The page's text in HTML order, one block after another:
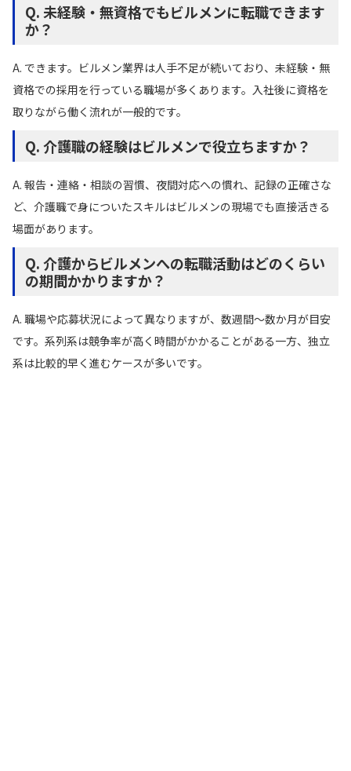
Q. 未経験・無資格でもビルメンに転職できます
か？
A. できます。ビルメン業界は人手不足が続いており、未経験・無
資格での採用を行っている職場が多くあります。入社後に資格を
取りながら働く流れが一般的です。
Q. 介護職の経験はビルメンで役立ちますか？
A. 報告・連絡・相談の習慣、夜間対応への慣れ、記録の正確さな
ど、介護職で身についたスキルはビルメンの現場でも直接活きる
場面があります。
Q. 介護からビルメンへの転職活動はどのくらい
の期間かかりますか？
A. 職場や応募状況によって異なりますが、数週間〜数か月が目安
です。系列系は競争率が高く時間がかかることがある一方、独立
系は比較的早く進むケースが多いです。